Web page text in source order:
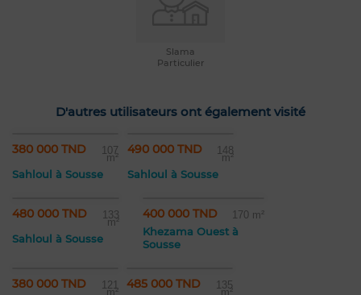
Slama
Particulier
D'autres utilisateurs ont également visité
380 000 TND 107
m²
Sahloul à Sousse
490 000 TND 148
m²
Sahloul à Sousse
480 000 TND 133
m²
Sahloul à Sousse
400 000 TND 170 m²
Khezama Ouest à
Sousse
380 000 TND 121
m²
485 000 TND 135
m²